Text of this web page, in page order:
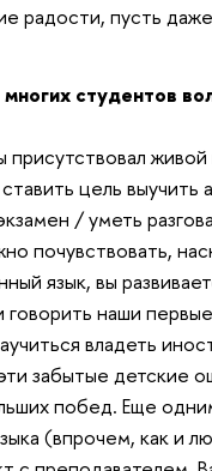
радости, пусть
студентов
присутствовал
цель
/ уметь
почувствовать,
язык, вы
говорить наши
владеть
забытые детские
побед. Еще
(впрочем, как и